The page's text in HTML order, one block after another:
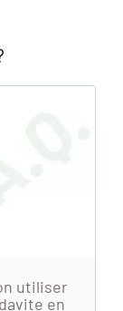
utiliser
en